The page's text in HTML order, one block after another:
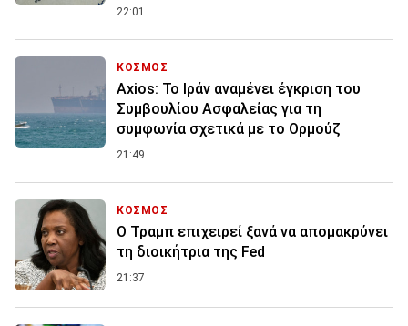
22:01
ΚΟΣΜΟΣ
Axios: Το Ιράν αναμένει έγκριση του
Συμβουλίου Ασφαλείας για τη
συμφωνία σχετικά με το Ορμούζ
21:49
ΚΟΣΜΟΣ
Ο Τραμπ επιχειρεί ξανά να απομακρύνει
τη διοικήτρια της Fed
21:37